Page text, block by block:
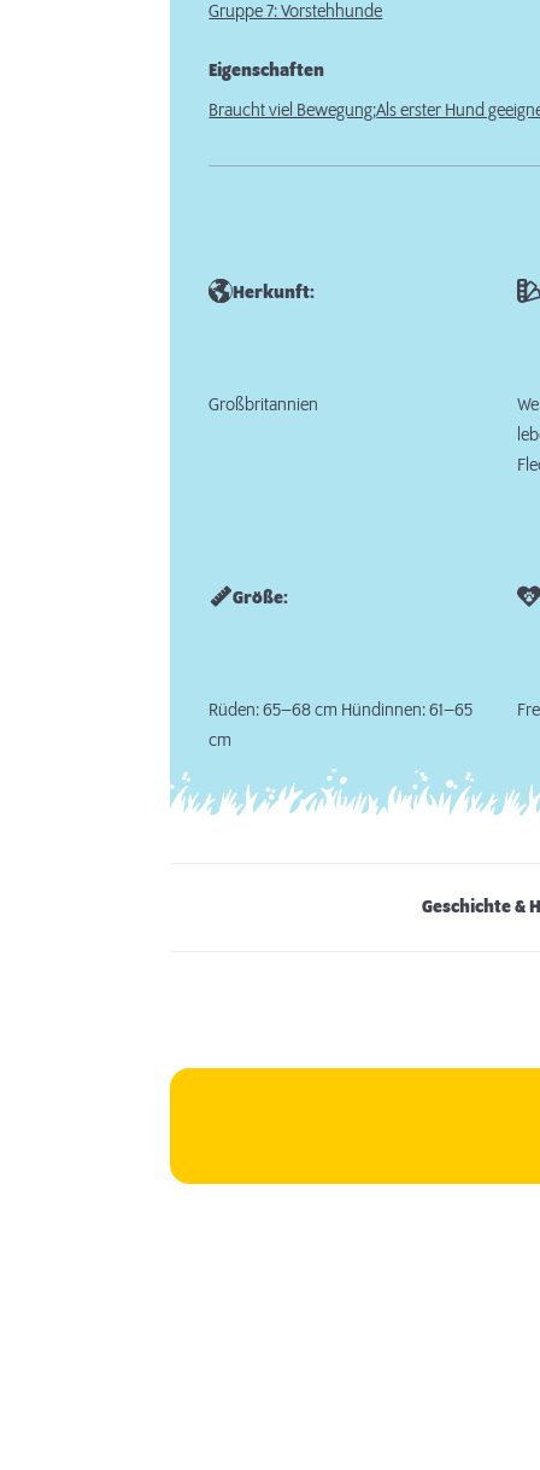
Gruppe 7: Vorstehhunde
Eigenschaften
Braucht viel Bewegung;Als erster Hund
Herkunft:
Großbritannien
Größe:
Rüden: 65–68 cm Hündinnen: 61–65
cm
Geschichte &